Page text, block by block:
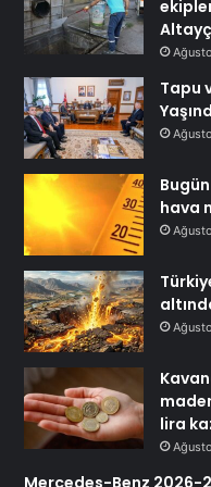
Tapu
hava
lira
Mercedes-Benz 2026-